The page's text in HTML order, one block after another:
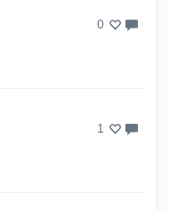
0
1